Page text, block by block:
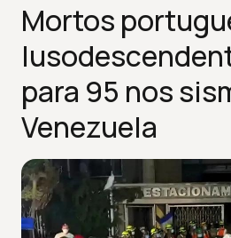
Mortos
para 95 nos
Venezuela